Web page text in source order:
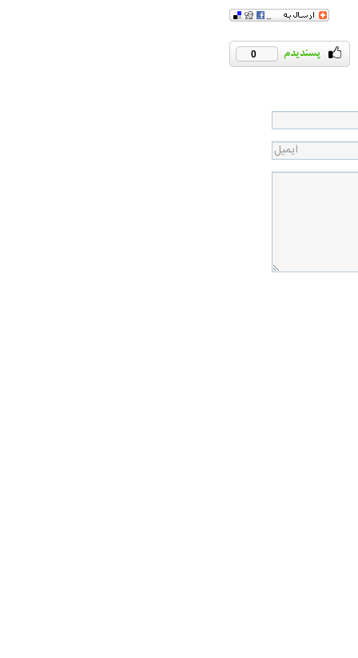
0
دوران قاجار چگونه